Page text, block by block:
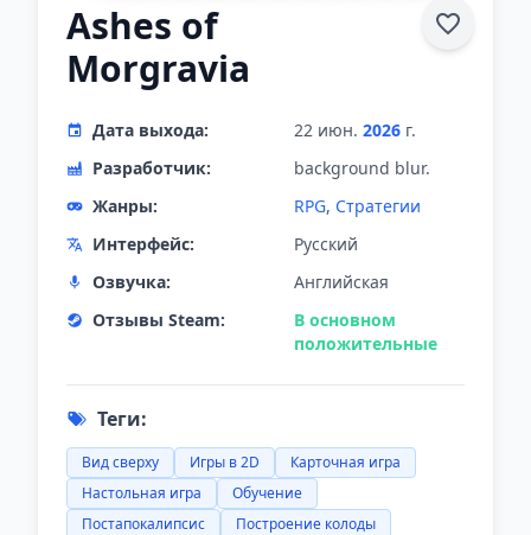
Ashes of
Morgravia
Дата выхода: 22 июн. 2026 г.
Разработчик:
background blur.
Жанры:
RPG, Стратегии
Интерфейс:
Русский
Озвучка:
Английская
Отзывы Steam:
В основном
положительные
Теги:
Вид сверху Игры в 2D
Карточная игра
Настольная игра
Обучение
Постапокалипсис
Построение колоды